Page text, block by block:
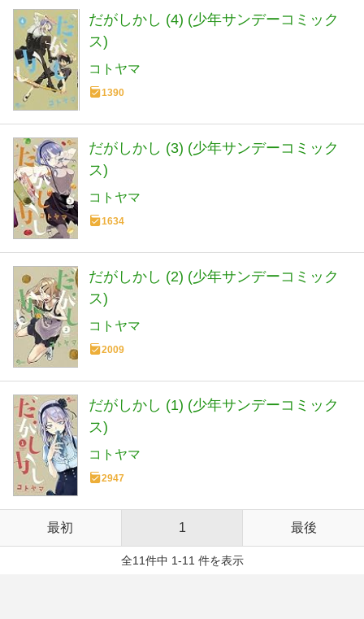
だがしかし (4) (少年サンデーコミック
ス)
コトヤマ
1390
だがしかし (3) (少年サンデーコミック
ス)
コトヤマ
1634
だがしかし (2) (少年サンデーコミック
ス)
コトヤマ
2009
だがしかし (1) (少年サンデーコミック
ス)
コトヤマ
2947
最初 1 最後
全11件中 1-11 件を表示